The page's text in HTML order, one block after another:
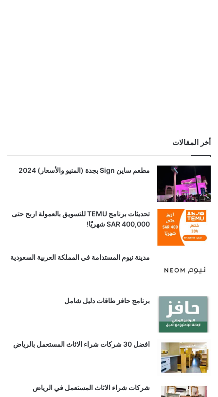
أخر المقالات
مطعم ساين Sign بجدة (المنيو والأسعار) 2024
تحديثات برنامج TEMU للتسويق بالعمولة اربح حتى
SAR 400,000 شهريًا!
مدينة نيوم المستدامة في المملكة العربية السعودية
برنامج حافز طاقات دليل شامل
افضل 30 شركات شراء الاثاث المستعمل بالرياض
شركات شراء الاثاث المستعمل في الرياض